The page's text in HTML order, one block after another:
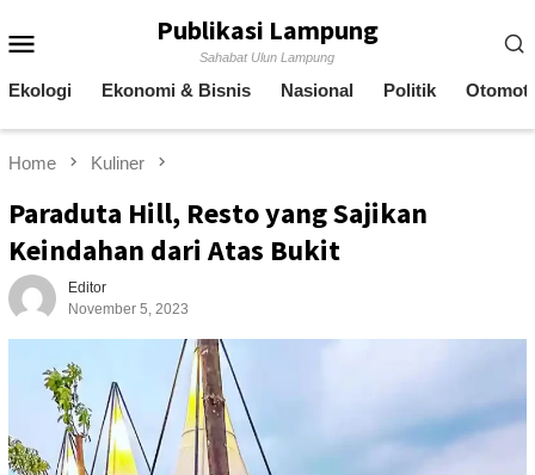
to
Publikasi Lampung
Sahabat Ulun Lampung
Ekologi Ekonomi & Bisnis Nasional Politik
Home Kuliner
Paraduta Hill, Resto yang Sajikan
Keindahan dari Atas Bukit
Editor
November 5, 2023